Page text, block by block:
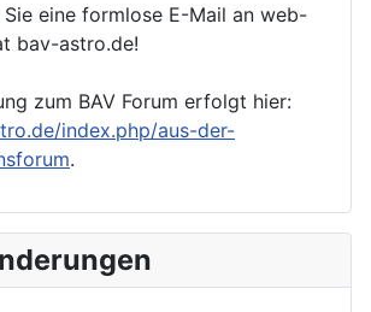
eine formlose E-Mail an web-
bav-astro.de!
zum BAV Forum erfolgt hier:
index.php/aus-der-
.